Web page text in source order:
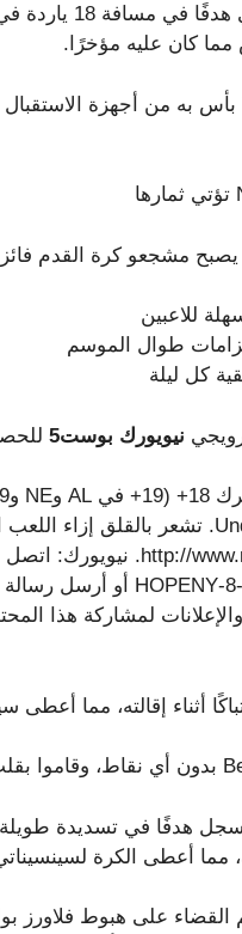
مما كان عليه مؤخرًا.
بأس به من أجهزة
مشجعو كرة القدم
للاعبين
طوال الموسم
كل ليلة
نيويورك بوست5 للحصول على 50 دولارًا
أثناء إقالته، مما أعطى
هدفًا في تسديدة طويلة
مما أعطى الكرة
على هبوط فلاورز